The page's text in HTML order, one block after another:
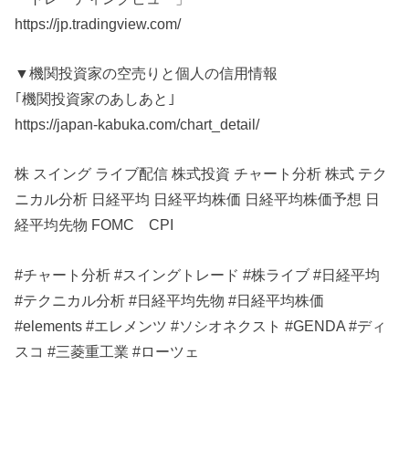
https://jp.tradingview.com/
▼機関投資家の空売りと個人の信用情報
｢機関投資家のあしあと｣
https://japan-kabuka.com/chart_detail/
株 スイング ライブ配信 株式投資 チャート分析 株式 テク
ニカル分析 日経平均 日経平均株価 日経平均株価予想 日
経平均先物 FOMC CPI
#チャート分析 #スイングトレード #株ライブ #日経平均
#テクニカル分析 #日経平均先物 #日経平均株価
#elements #エレメンツ #ソシオネクスト #GENDA #ディ
スコ #三菱重工業 #ローツェ